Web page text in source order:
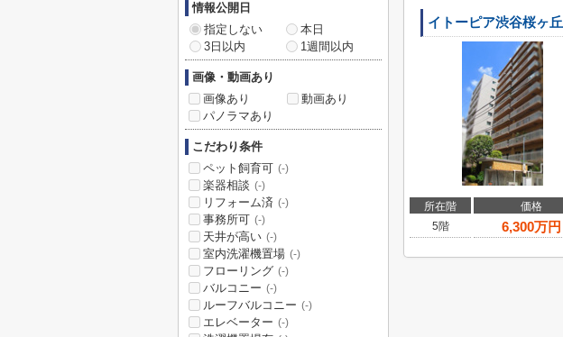
イトーピア渋谷桜ヶ丘
所在階 価格
5階
6,300万円
情報公開日
指定しない
本日
3日以内
1週間以内
画像・動画あり
画像あり
動画あり
パノラマあり
こだわり条件
ペット飼育可 (-)
楽器相談 (-)
リフォーム済 (-)
事務所可 (-)
天井が高い (-)
室内洗濯機置場 (-)
フローリング (-)
バルコニー (-)
ルーフバルコニー (-)
エレベーター (-)